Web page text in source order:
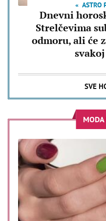
ASTRO
Dnevni
Strelčevima
odmoru, ali će
SVE
MODA